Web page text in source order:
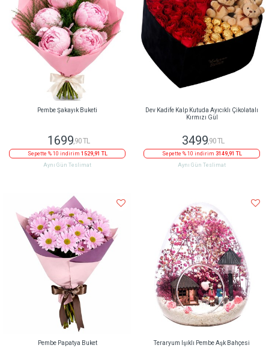
Pembe Şakayık Buketi
1699,90 TL
Sepette % 10 indirim 1529,91 TL
Aynı Gün Teslimat
Dev Kadife Kalp Kutuda Ayıcıklı Çikolatalı
Kırmızı Gül
3499,90 TL
Sepette % 10 indirim 3149,91 TL
Aynı Gün Teslimat
Pembe Papatya Buket Teraryum Işıklı Pembe Aşk Bahçesi